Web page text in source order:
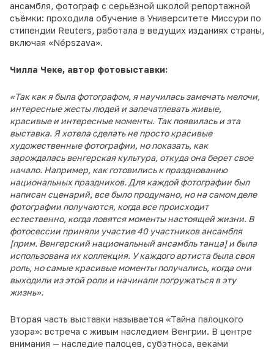
ансамбля, фотограф с серьёзной школой репортажной
съёмки: проходила обучение в Университете Миссури по
стипендии Reuters, работала в ведущих изданиях страны,
включая «Népszava».
Чилла Чеке, автор фотовыставки:
«Так как я была фотографом, я научилась замечать мелочи,
интересные жесты людей и запечатлевать живые,
красивые и интересные моменты. Так появилась и эта
выставка. Я хотела сделать не просто красивые
художественные фотографии, но показать, как
зарождалась венгерская культура, откуда она берет свое
начало. Например, как готовились к празднованию
национальных праздников. Для каждой фотографии был
написан сценарий, все было продумано, но на самом деле
фотографии получаются, когда все происходит
естественно, когда ловятся моменты настоящей жизни. В
фотосессии приняли участие 40 участников ансамбля
[прим. Венгерский национальный ансамбль танца] и была
использована их коллекция. У каждого артиста была своя
роль, но самые красивые моменты получались, когда они
выходили из этой роли и начинали погружаться в эту
жизнь».
Вторая часть выставки называется «Тайна палоцкого
узора»: встреча с живым наследием Венгрии. В центре
внимания — наследие палоцев, субэтноса, веками